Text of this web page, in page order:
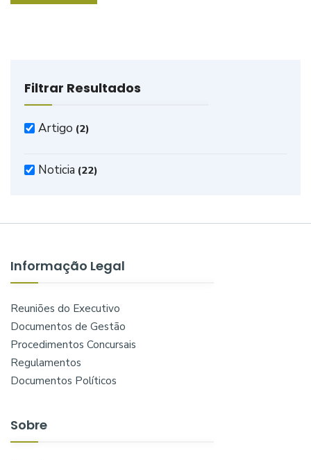
Filtrar Resultados
Artigo (2)
Noticia (22)
Informação Legal
Reuniões do Executivo
Documentos de Gestão
Procedimentos Concursais
Regulamentos
Documentos Políticos
Sobre